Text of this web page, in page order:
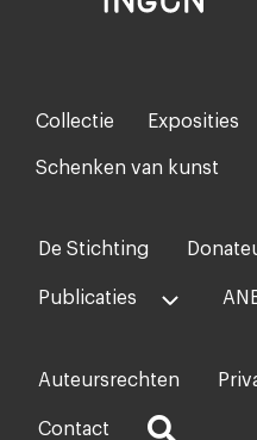
Footer-
menu
Collectie Exposities
Schenken van kunst
Voet
midden
De Stichting
Publicaties
Voet
rechts
Auteursrechten
Contact